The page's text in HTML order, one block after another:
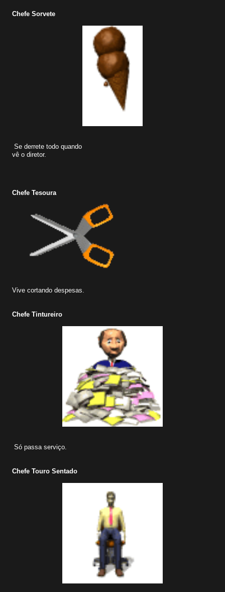
Chefe Sorvete
Se derrete todo quando
vê o diretor.
Chefe Tesoura
Vive cortando despesas.
Chefe Tintureiro
Só passa serviço.
Chefe Touro Sentado